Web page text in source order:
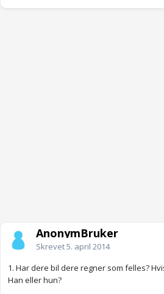
AnonymBruker
Skrevet5. april 2014
1. Har dere bil dere regner som felles?
Han eller hun?